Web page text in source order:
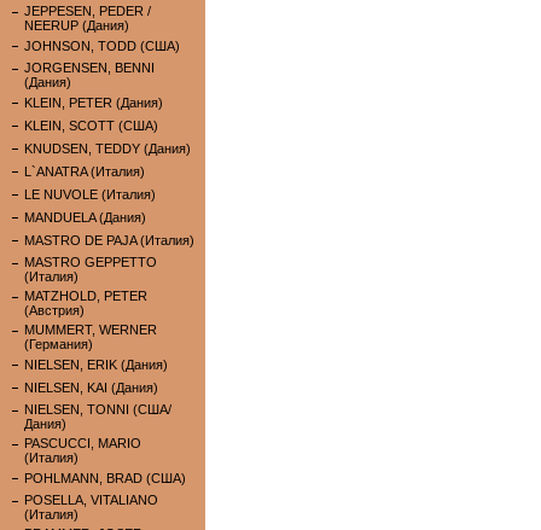
JEPPESEN, PEDER /
NEERUP (Дания)
JOHNSON, TODD (США)
JORGENSEN, BENNI
(Дания)
KLEIN, PETER (Дания)
KLEIN, SCOTT (США)
KNUDSEN, TEDDY (Дания)
L`ANATRA (Италия)
LE NUVOLE (Италия)
MANDUELA (Дания)
MASTRO DE PAJA (Италия)
MASTRO GEPPETTO
(Италия)
MATZHOLD, PETER
(Австрия)
MUMMERT, WERNER
(Германия)
NIELSEN, ERIK (Дания)
NIELSEN, KAI (Дания)
NIELSEN, TONNI (США/
Дания)
PASCUCCI, MARIO
(Италия)
POHLMANN, BRAD (США)
POSELLA, VITALIANO
(Италия)